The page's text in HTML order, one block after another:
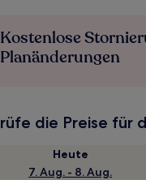
Kostenlose
Planänderungen
die Preise für
Heute
7. Aug. - 8. Aug.